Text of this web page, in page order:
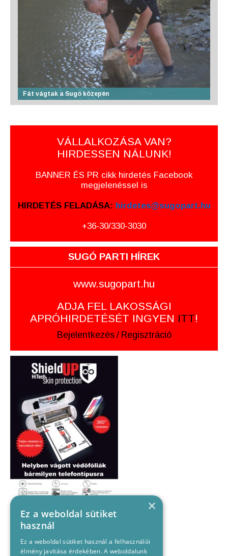
Fát vágtak a Sugó közepén
VÁLLALKOZÁSA VAN?
HIRDESSEN NÁLUNK!
BANNER ÉS PR cikk hirdetés Facebook
megjelenéssel is
HIRDETÉS FELADÁSA: hirdetes@sugopart.hu
+36-30/330-3030
SUGÓ PARTI HÍREK
www.sugopart.hu
ADJA FEL LAKOSSÁGI
APRÓHIRDETÉSÉT INGYEN ITT!
Bejelentkezés / Regisztráció
×
Ez a weboldal sütiket
használ
Ez a weboldal sütiket használ a felhasználói
élmény javítása érdekében. A weboldalunk